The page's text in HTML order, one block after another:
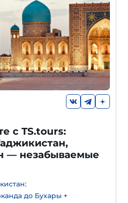
с TS.tours:
— незабываемые
до Бухары +